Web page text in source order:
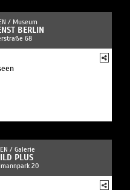
/ Museum
BERLIN
68
/ Galerie
PLUS
20